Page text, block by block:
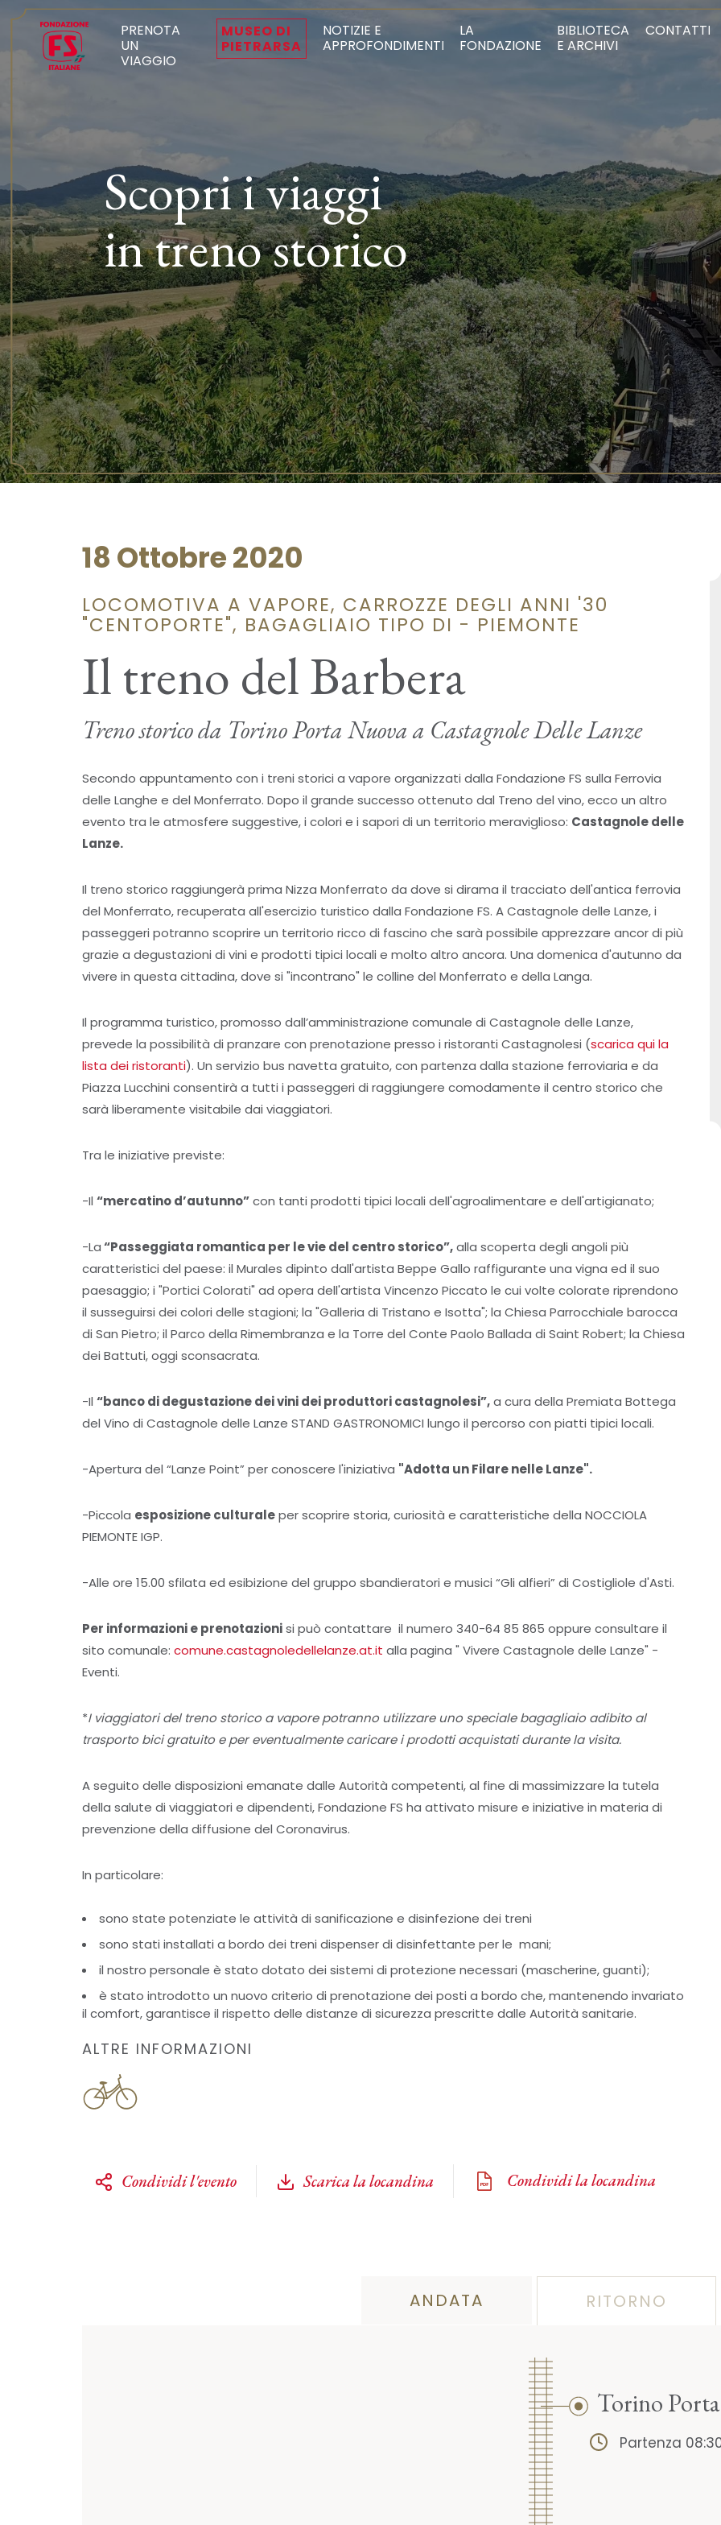
PRENOTA
UN
VIAGGIO
MUSEO DI
PIETRARSA
NOTIZIE E
APPROFONDIMENTI
LA
FONDAZIONE
BIBLIOTECA
E ARCHIVI
CONTATTI
Scopri i viaggi
in treno storico
18 Ottobre 2020
LOCOMOTIVA A VAPORE, CARROZZE DEGLI ANNI '30
"CENTOPORTE", BAGAGLIAIO TIPO DI - PIEMONTE
Il treno del Barbera
Treno storico da Torino Porta Nuova a Castagnole Delle Lanze
Secondo appuntamento con i treni storici a vapore organizzati dalla Fondazione FS sulla Ferrovia
delle Langhe e del Monferrato. Dopo il grande successo ottenuto dal Treno del vino, ecco un altro
evento tra le atmosfere suggestive, i colori e i sapori di un territorio meraviglioso: Castagnole delle
Lanze.
Il treno storico raggiungerà prima Nizza Monferrato da dove si dirama il tracciato dell'antica ferrovia
del Monferrato, recuperata all'esercizio turistico dalla Fondazione FS. A Castagnole delle Lanze, i
passeggeri potranno scoprire un territorio ricco di fascino che sarà possibile apprezzare ancor di più
grazie a degustazioni di vini e prodotti tipici locali e molto altro ancora. Una domenica d'autunno da
vivere in questa cittadina, dove si "incontrano" le colline del Monferrato e della Langa.
Il programma turistico, promosso dall’amministrazione comunale di Castagnole delle Lanze,
prevede la possibilità di pranzare con prenotazione presso i ristoranti Castagnolesi (scarica qui la
lista dei ristoranti). Un servizio bus navetta gratuito, con partenza dalla stazione ferroviaria e da
Piazza Lucchini consentirà a tutti i passeggeri di raggiungere comodamente il centro storico che
sarà liberamente visitabile dai viaggiatori.
Tra le iniziative previste:
-Il “mercatino d’autunno”con tanti prodotti tipici locali dell'agroalimentare e dell'artigianato;
-La“Passeggiata romantica per le vie del centro storico”,alla scoperta degli angoli più
caratteristici del paese: il Murales dipinto dall'artista Beppe Gallo raffigurante una vigna ed il suo
paesaggio; i "Portici Colorati" ad opera dell'artista Vincenzo Piccato le cui volte colorate riprendono
il susseguirsi dei colori delle stagioni; la "Galleria di Tristano e Isotta"; la Chiesa Parrocchiale barocca
di San Pietro; il Parco della Rimembranza e la Torre del Conte Paolo Ballada di Saint Robert; la Chiesa
dei Battuti, oggi sconsacrata.
-Il “banco di degustazione dei vini dei produttori castagnolesi”,a cura della Premiata Bottega
del Vino di Castagnole delle Lanze STAND GASTRONOMICI lungo il percorso con piatti tipici locali.
-Apertura del “Lanze Point” per conoscere l'iniziativa "Adotta un Filare nelle Lanze".
-Piccola esposizione culturaleper scoprire storia, curiosità e caratteristiche della NOCCIOLA
PIEMONTE IGP.
-Alle ore 15.00 sfilata ed esibizione del gruppo sbandieratori e musici “Gli alfieri” di Costigliole d'Asti.
Per informazioni e prenotazionisi può contattare il numero 340-64 85 865 oppure consultare il
sito comunale: comune.castagnoledellelanze.at.it alla pagina " Vivere Castagnole delle Lanze" -
Eventi.
*I viaggiatori del treno storico a vapore potranno utilizzare uno speciale bagagliaio adibito al
trasporto bici gratuito e per eventualmente caricare i prodotti acquistati durante la visita.
A seguito delle disposizioni emanate dalle Autorità competenti, al fine di massimizzare la tutela
della salute di viaggiatori e dipendenti, Fondazione FS ha attivato misure e iniziative in materia di
prevenzione della diffusione del Coronavirus.
In particolare:
sono state potenziate le attività di sanificazione e disinfezione dei treni
sono stati installati a bordo dei treni dispenser di disinfettante per le mani;
il nostro personale è stato dotato dei sistemi di protezione necessari (mascherine, guanti);
è stato introdotto un nuovo criterio di prenotazione dei posti a bordo che, mantenendo invariato
il comfort, garantisce il rispetto delle distanze di sicurezza prescritte dalle Autorità sanitarie.
ALTRE INFORMAZIONI
Condividi l'evento Scarica la locandina Condividi la locandina
ANDATA RITORNO
Torino
Partenza